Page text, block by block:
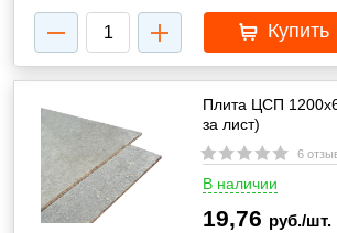
Купить
Плита ЦСП
за лист)
6
В наличии
19,76 руб./шт.